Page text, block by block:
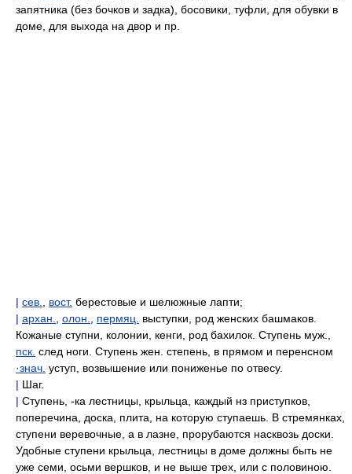
запятника (без бочков и задка), босовики, туфли, для обувки в
доме, для выхода на двор и пр.
| сев. вост. берестовые и шелюжные лапти;
| архан. олон. пермяц.
выступки, род женских башмаков.
Кожаные ступни, колонии, кенги, род бахилок. Ступень муж.,
пск. след ноги. Ступень жен. степень, в прямом и перенсном
·знач. уступ, возвышение или пониженье по отвесу.
| Шаг.
| Ступень, -ка лестницы, крыльца, каждый нз приступков,
поперечина, доска, плита, на которую ступаешь. В стремянках,
ступени веревочные, а в лазне, прорубаются насквозь доски.
Удобные ступени крыльца, лестницы в доме должны быть не
уже семи, осьми вершков, и не выше трех, или с половиною.